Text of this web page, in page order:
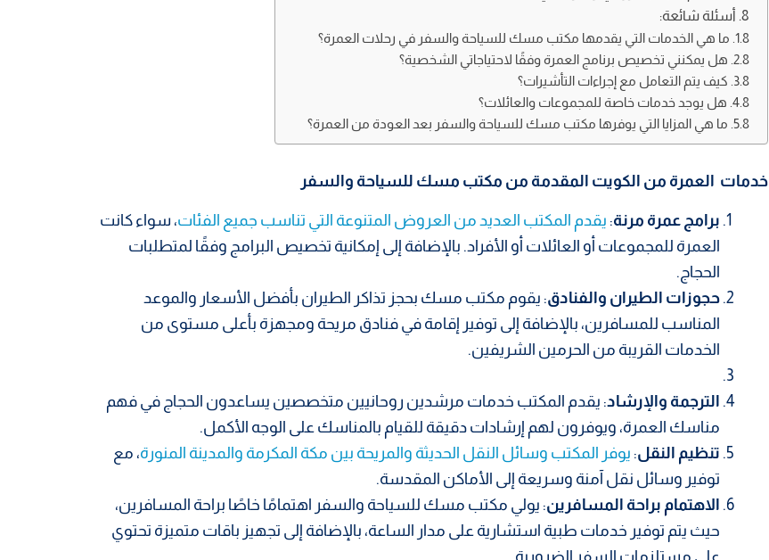
أسئلة شائعة:
ما هي الخدمات التي يقدمها مكتب مسك للسياحة والسفر في رحلات العمرة؟
هل يمكنني تخصيص برنامج العمرة وفقًا لاحتياجاتي الشخصية؟
كيف يتم التعامل مع إجراءات التأشيرات؟
هل يوجد خدمات خاصة للمجموعات والعائلات؟
ما هي المزايا التي يوفرها مكتب مسك للسياحة والسفر بعد العودة من العمرة؟
خدمات العمرة من الكويت المقدمة من مكتب مسك للسياحة والسفر
برامج عمرة مرنة: يقدم المكتب العديد من العروض المتنوعة التي تناسب جميع الفئات، سواء كانت
العمرة للمجموعات أو العائلات أو الأفراد. بالإضافة إلى إمكانية تخصيص البرامج وفقًا لمتطلبات
الحجاج.
حجوزات الطيران والفنادق: يقوم مكتب مسك بحجز تذاكر الطيران بأفضل الأسعار والموعد
المناسب للمسافرين، بالإضافة إلى توفير إقامة في فنادق مريحة ومجهزة بأعلى مستوى من
الخدمات القريبة من الحرمين الشريفين.
الترجمة والإرشاد: يقدم المكتب خدمات مرشدين روحانيين متخصصين يساعدون الحجاج في فهم
مناسك العمرة، ويوفرون لهم إرشادات دقيقة للقيام بالمناسك على الوجه الأكمل.
تنظيم النقل: يوفر المكتب وسائل النقل الحديثة والمريحة بين مكة المكرمة والمدينة المنورة، مع
توفير وسائل نقل آمنة وسريعة إلى الأماكن المقدسة.
الاهتمام براحة المسافرين: يولي مكتب مسك للسياحة والسفر اهتمامًا خاصًا براحة المسافرين،
حيث يتم توفير خدمات طبية استشارية على مدار الساعة، بالإضافة إلى تجهيز باقات متميزة تحتوي